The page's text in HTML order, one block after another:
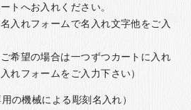
トへお入れください。
入れフォームで名入れ文字他をご入
希望の場合は一つずつカートに入れ
れフォームをご入力下さい）
の機械による彫刻名入れ）